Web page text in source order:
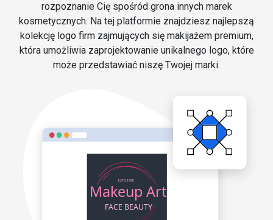
rozpoznanie Cię spośród grona innych marek
kosmetycznych. Na tej platformie znajdziesz najlepszą
kolekcję logo firm zajmujących się makijażem premium,
która umożliwia zaprojektowanie unikalnego logo, które
może przedstawiać niszę Twojej marki.